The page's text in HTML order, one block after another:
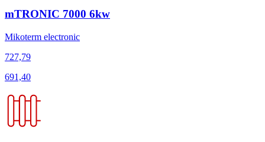
mTRONIC 7000 6kw
Mikoterm electronic
727,79
691,40